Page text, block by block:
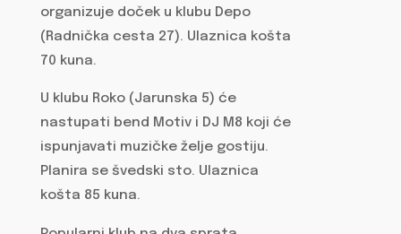
organizuje doček u klubu Depo
(Radnička cesta 27). Ulaznica košta
70 kuna.
U klubu Roko (Jarunska 5) će
nastupati bend Motiv i DJ M8 koji će
ispunjavati muzičke želje gostiju.
Planira se švedski sto. Ulaznica
košta 85 kuna.